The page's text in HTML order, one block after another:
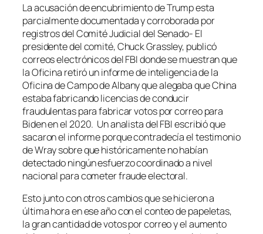
La acusación de encubrimiento de Trump esta
parcialmente documentada y corroborada por
registros del Comité Judicial del Senado- El
presidente del comité, Chuck Grassley, publicó
correos electrónicos del FBI donde se muestran que
la Oficina retiró un informe de inteligencia de la
Oficina de Campo de Albany que alegaba que China
estaba fabricando licencias de conducir
fraudulentas para fabricar votos por correo para
Biden en el 2020. Un analista del FBI escribió que
sacaron el informe porque contradecía el testimonio
de Wray sobre que históricamente no habían
detectado ningún esfuerzo coordinado a nivel
nacional para cometer fraude electoral.
Esto junto con otros cambios que se hicieron a
última hora en ese año con el conteo de papeletas,
la gran cantidad de votos por correo y el aumento